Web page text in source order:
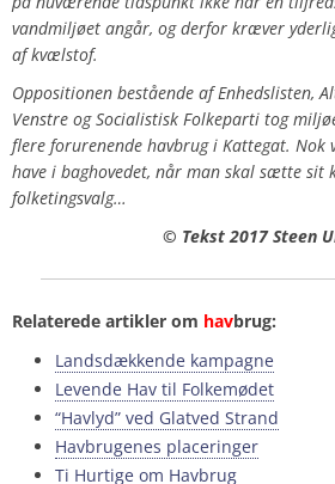
vandmiljøet angår, og derfor kræver
af kvælstof.
Oppositionen bestående af Enhedslisten,
Venstre og Socialistisk Folkeparti tog
flere forurenende havbrug i Kattegat.
have i baghovedet, når man skal sætte sit
folketingsvalg…
© Tekst 2017 Steen
Relaterede artikler om havbrug:
Landsdækkende kampagne
Levende Hav til Folkemødet
“Havlyd” ved Glatved Strand
Havbrugenes placeringer
Ti Hurtige om Havbrug